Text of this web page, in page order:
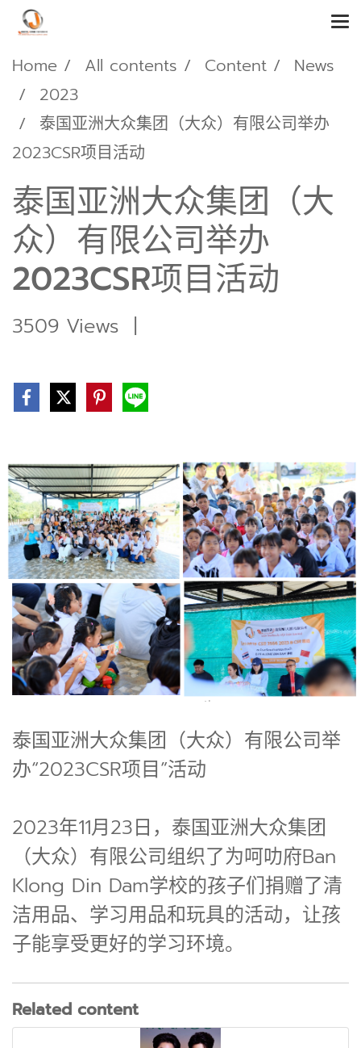
Home All contents Content
News
2023
泰国亚洲大众集团（大众）有限公司举办
2023CSR项目活动
泰国亚洲大众集团（大
众）有限公司举办
2023CSR项目活动
3509 Views |
泰国亚洲大众集团（大众）有限公司举
办“2023CSR项目”活动
2023年11月23日，泰国亚洲大众集团
（大众）有限公司组织了为呵叻府Ban
Klong Din Dam学校的孩子们捐赠了清
洁用品、学习用品和玩具的活动，让孩
子能享受更好的学习环境。
Related content